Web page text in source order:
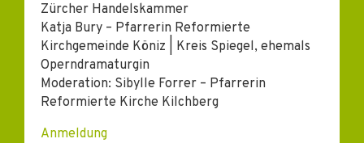
Zürcher Handelskammer
Katja Bury – Pfarrerin Reformierte
Kirchgemeinde Köniz | Kreis Spiegel, ehemals
Operndramaturgin
Moderation: Sibylle Forrer – Pfarrerin
Reformierte Kirche Kilchberg
Anmeldung